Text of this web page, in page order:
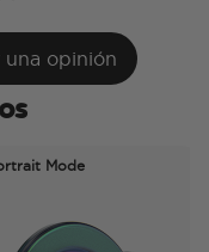
una opinión
Mode